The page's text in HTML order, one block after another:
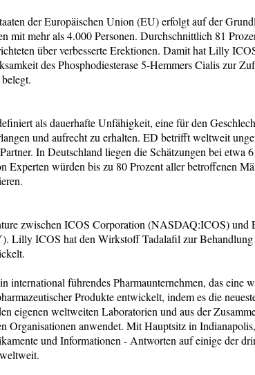
der Europäischen Union (EU) erfolgt auf der
mit mehr als 4.000 Personen. Durchschnittlich 81
über verbesserte Erektionen. Damit hat Lilly
des Phosphodiesterase 5-Hemmers Cialis zur
als dauerhafte Unfähigkeit, eine für den
und aufrecht zu erhalten. ED betrifft weltweit
In Deutschland liegen die Schätzungen bei etwa
Experten würden bis zu 80 Prozent aller betroffenen
zwischen ICOS Corporation (NASDAQ:ICOS)
Lilly ICOS hat den Wirkstoff Tadalafil zur Behandlung
führendes Pharmaunternehmen, das eine
Produkte entwickelt, indem es die
eigenen weltweiten Laboratorien und aus der
Organisationen anwendet. Mit Hauptsitz in
und Informationen - Antworten auf einige der